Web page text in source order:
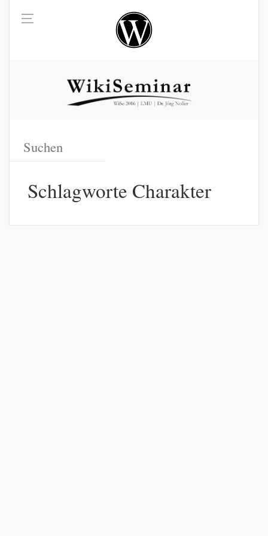
Schlagworte Charakter